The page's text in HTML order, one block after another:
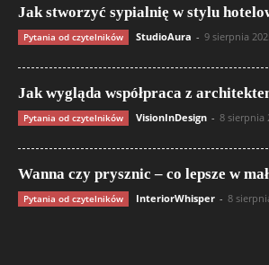
Jak stworzyć sypialnię w stylu
Pytania od czytelników StudioAura - 9 sierpnia
Jak wygląda współpraca z
Pytania od czytelników VisionInDesign - 8 sierpnia
Wanna czy prysznic – co lepsze w
Pytania od czytelników InteriorWhisper - 8